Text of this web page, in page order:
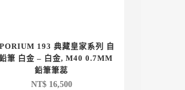
193 典藏皇家系列 自
筆 白金 – 白金, M40 0.7MM
鉛筆筆蕊
NT$16,500